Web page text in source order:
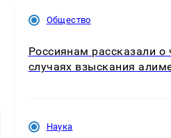
Общество
Россиянам рассказали о
случаях взыскания
Наука